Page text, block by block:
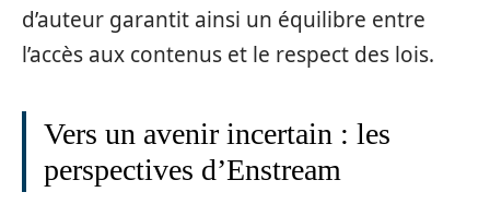
d’auteur garantit ainsi un équilibre entre
l’accès aux contenus et le respect des lois.
Vers un avenir incertain : les
perspectives d’Enstream